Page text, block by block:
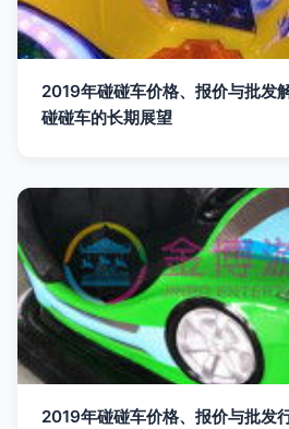
2019年碰碰车价格、报价与批发
碰碰车的长期展望
2019年碰碰车价格、报价与批